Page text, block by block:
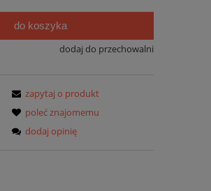
do koszyka
dodaj do przechowalni
zapytaj o produkt
poleć znajomemu
dodaj opinię